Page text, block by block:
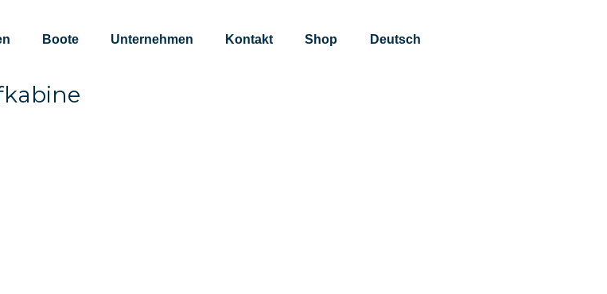
Boote Unternehmen Kontakt Shop Deutsch